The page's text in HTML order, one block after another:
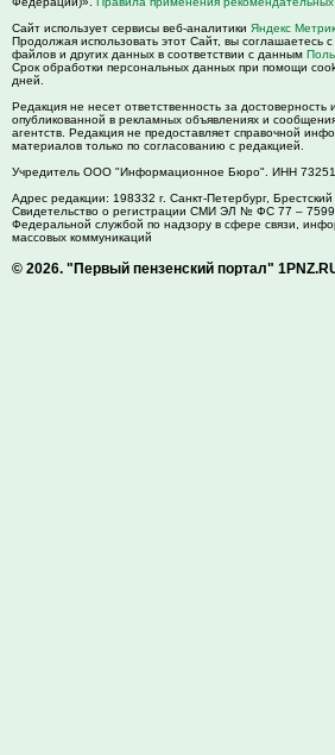
Сайт использует сервисы веб-аналитики Яндекс
Продолжая использовать этот Сайт, вы соглашаетесь
файлов и других данных в соответствии с данным
Срок обработки персональных данных при помощи
дней.
Редакция не несет ответственность за достоверность
опубликованной в рекламных объявлениях и
агентств. Редакция не предоставляет справочной
материалов только по согласованию с редакцией.
Учредитель ООО "Информационное Бюро". ИНН
Адрес редакции: 198332 г. Санкт-Петербург,
Свидетельство о регистрации СМИ ЭЛ № ФС 77 –
Федеральной службой по надзору в сфере связи,
массовых коммуникаций
© 2026. "Первый пензенский портал"